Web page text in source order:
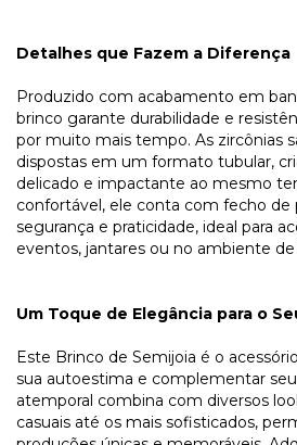
Detalhes que Fazem a Diferença
Produzido com acabamento em
brinco garante durabilidade e
por muito mais tempo. As zircônias
dispostas em um formato tubular,
delicado e impactante ao mesmo
confortável, ele conta com fecho de
segurança e praticidade, ideal para
eventos, jantares ou no ambiente de
Um Toque de Elegância para o
Este Brinco de Semijoia é o
sua autoestima e complementar
atemporal combina com diversos
casuais até os mais sofisticados,